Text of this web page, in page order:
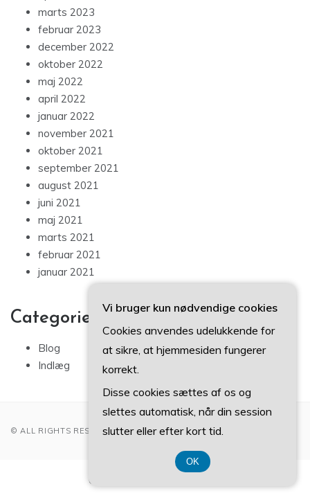
marts 2023
februar 2023
december 2022
oktober 2022
maj 2022
april 2022
januar 2022
november 2021
oktober 2021
september 2021
august 2021
juni 2021
maj 2021
marts 2021
februar 2021
januar 2021
Categories
Blog
Indlæg
© ALL RIGHTS RESERVED 2022
CVR-Nummer 374 077 39
Vi bruger kun nødvendige cookies
Cookies anvendes udelukkende for
at sikre, at hjemmesiden fungerer
korrekt.
Disse cookies sættes af os og
slettes automatisk, når din session
slutter eller efter kort tid.
OK